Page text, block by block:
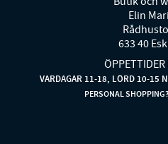
Elin
633 40
ÖPPETTIDER
VARDAGAR 11-18, LÖRD 10-15
PERSONAL